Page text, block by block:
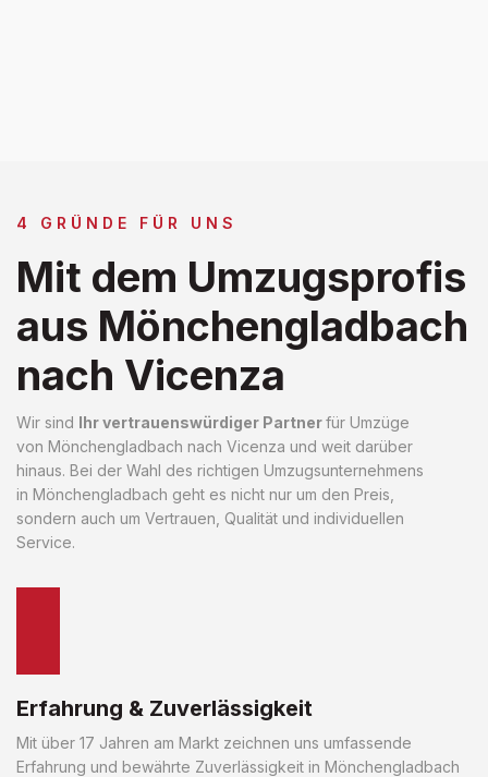
4 GRÜNDE FÜR UNS
Mit dem Umzugsprofis
aus Mönchengladbach
nach Vicenza
Wir sind Ihr vertrauenswürdiger Partnerfür Umzüge
von Mönchengladbach nach Vicenza und weit darüber
hinaus. Bei der Wahl des richtigen Umzugsunternehmens
in Mönchengladbach geht es nicht nur um den Preis,
sondern auch um Vertrauen, Qualität und individuellen
Service.
Erfahrung & Zuverlässigkeit
Mit über 17 Jahren am Markt zeichnen uns umfassende
Erfahrung und bewährte Zuverlässigkeit in Mönchengladbach